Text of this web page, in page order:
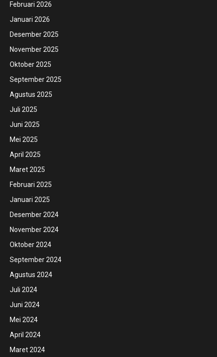
Februari 2026
Januari 2026
Desember 2025
November 2025
Oktober 2025
September 2025
Agustus 2025
Juli 2025
Juni 2025
Mei 2025
April 2025
Maret 2025
Februari 2025
Januari 2025
Desember 2024
November 2024
Oktober 2024
September 2024
Agustus 2024
Juli 2024
Juni 2024
Mei 2024
April 2024
Maret 2024